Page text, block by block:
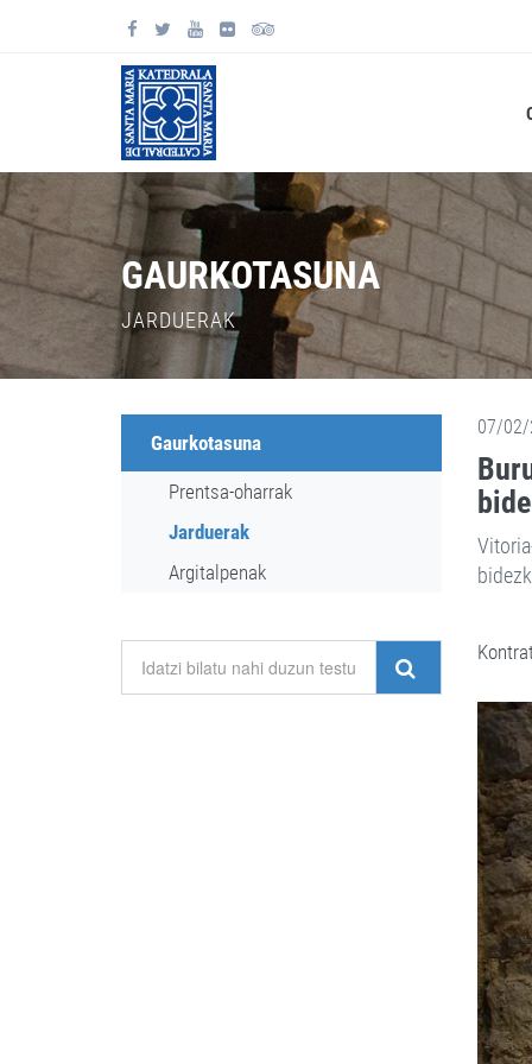
GAURKOTASUNA
JARDUERAK
Gaurkotasuna
Prentsa-oharrak
Jarduerak
Argitalpenak
07/